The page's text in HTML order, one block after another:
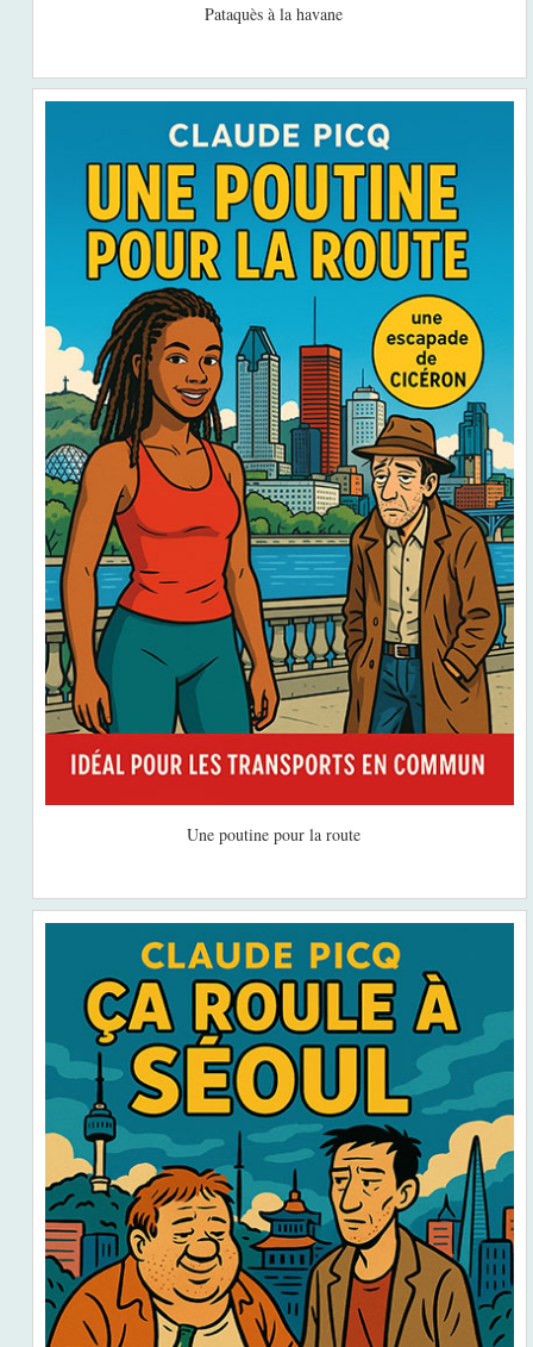
Pataquès à la havane
Une poutine pour la route